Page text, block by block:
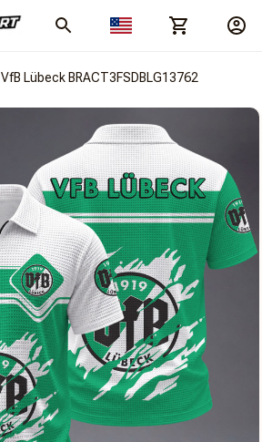
VfB Lübeck BRACT3FSDBLG13762